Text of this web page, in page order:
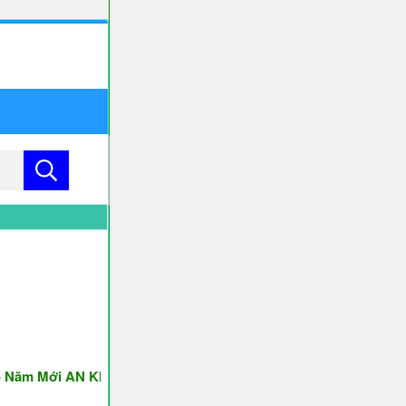
KHANG & THỊNH VƯỢNG ♥♥♥